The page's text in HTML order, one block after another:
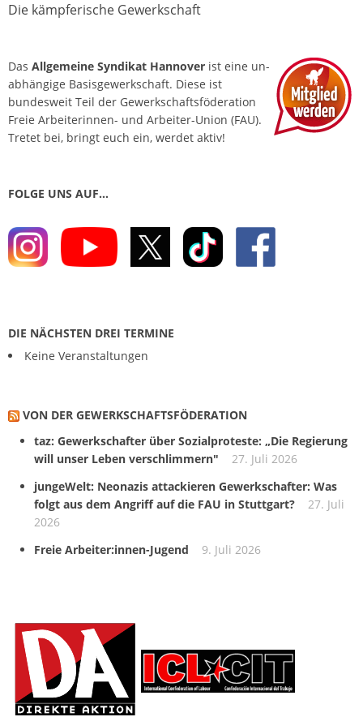
Die kämpferische Gewerkschaft
Das Allgemeine Syndikat Hannover ist eine un­
abhängige Basis­gewerkschaft. Diese ist
bundesweit Teil der Gewerkschafts­föderation
Freie Arbeiterinnen- und Arbeiter-Union (FAU).
Tretet bei, bringt euch ein, werdet aktiv!
FOLGE UNS AUF…
DIE NÄCHSTEN DREI TERMINE
Keine Veranstaltungen
VON DER GEWERKSCHAFTS­FÖDERATION
taz: Gewerkschafter über Sozialproteste: „Die Regierung
will unser Leben verschlimmern"
27. Juli 2026
jungeWelt: Neonazis attackieren Gewerkschafter: Was
folgt aus dem Angriff auf die FAU in Stuttgart?
27. Juli
2026
Freie Arbeiter:innen-Jugend
9. Juli 2026